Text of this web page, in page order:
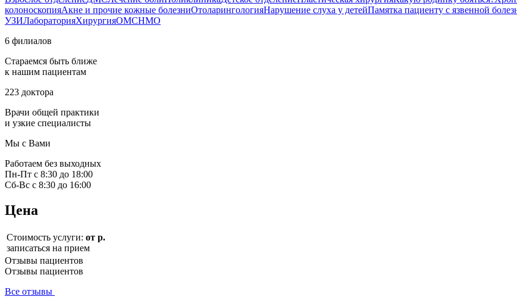
колоноскопияАкне и прочие кожные болезниОтоларингологияНарушение слуха у детейПамятка пациенту с язвенной
УЗИЛабораторияХирургияОМСНМО
6 филиалов
Стараемся быть ближе
к нашим пациентам
223 доктора
Врачи общей практики
и узкие специалисты
Мы с Вами
Работаем без выходных
Пн-Пт с 8:30 до 18:00
Сб-Вс с 8:30 до 16:00
Цена
Стоимость услуги: от р.
записаться на прием
Отзывы пациентов
Отзывы пациентов
Все отзывы